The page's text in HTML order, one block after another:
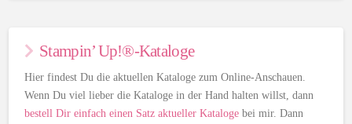
Stampin’ Up!®-Kataloge
Hier findest Du die aktuellen Kataloge zum Online-Anschauen.
Wenn Du viel lieber die Kataloge in der Hand halten willst, dann
bestell Dir einfach einen Satz aktueller Kataloge bei mir. Dann